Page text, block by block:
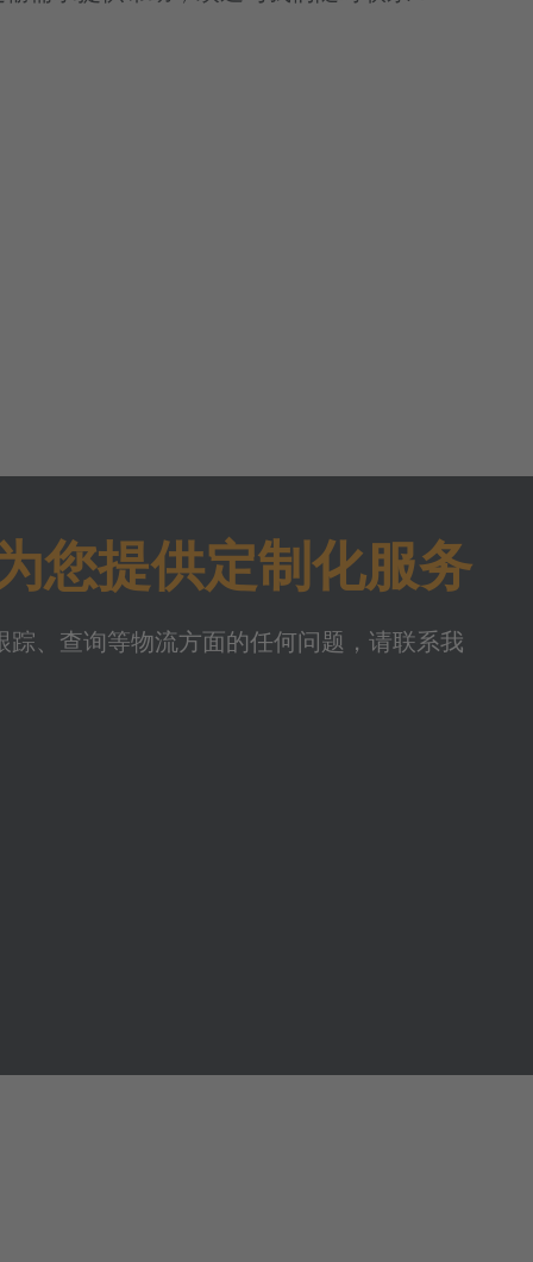
您提供定制化服务
踪、查询等物流方面的任何问题，请联系我